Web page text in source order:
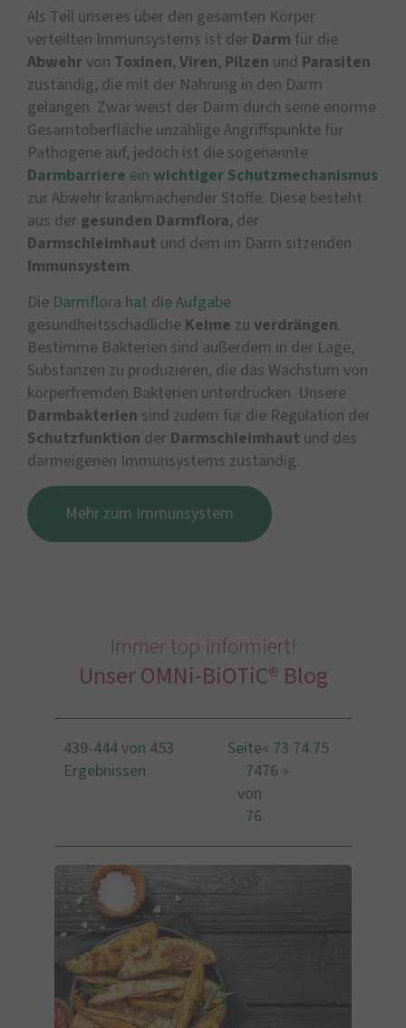
Als Teil unseres über den gesamten Körper
verteilten Immunsystems ist der Darm für die
Abwehr von Toxinen, Viren, Pilzen und Parasiten
zuständig, die mit der Nahrung in den Darm
gelangen. Zwar weist der Darm durch seine enorme
Gesamtoberfläche unzählige Angriffspunkte für
Pathogene auf, jedoch ist die sogenannte
Darmbarriere ein wichtiger Schutzmechanismus
zur Abwehr krankmachender Stoffe: Diese besteht
aus der gesunden Darmflora, der
Darmschleimhaut und dem im Darm sitzenden
Immunsystem.
Die Darmflora hat die Aufgabe
gesundheitsschädliche Keime zu verdrängen.
Bestimme Bakterien sind außerdem in der Lage,
Substanzen zu produzieren, die das Wachstum von
körperfremden Bakterien unterdrücken. Unsere
Darmbakterien sind zudem für die Regulation der
Schutzfunktion der Darmschleimhaut und des
darmeigenen Immunsystems zuständig.
Mehr zum Immunsystem
Immer top informiert!
Unser OMNi-BiOTiC® Blog
439-444 von 453
Ergebnissen
Seite
74
von
76
« 73 74 75
76 »